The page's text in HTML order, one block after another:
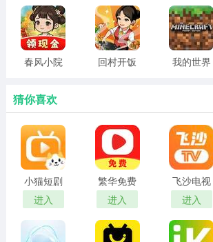
版
赛 全车辆
解锁
春风小院
回村开饭
我的世界
猜你喜欢
小猫短剧
红包版
进入
繁华免费
短剧 在线
观看
进入
飞沙电视
tv官网版
进入